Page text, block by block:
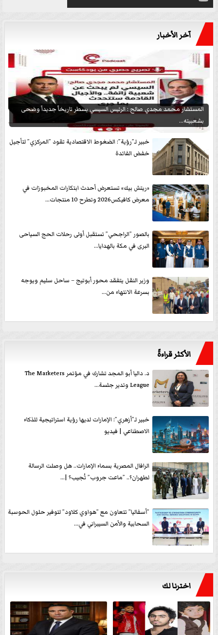
آخر الأخبار
المستشار محمد مجدي صالح : الرئيس السيسي يسطر تاريخاً جديداً وضحى
بشعبيته...
خبير لـ”رؤية”: الضغوط الاقتصادية تقود ”المركزي” لتأجيل
خفض الفائدة
«ريتش بيك» تستعرض أحدث ابتكارات المخبوزات في
معرض كافيكس2026 وتطرح 10 منتجات...
بالصور ”الراجحي” تستقبل أولى رحلات الحج السياحى
البرى في مكة بالهدايا...
وزير النقل يتفقد محور أبوتيج – ساحل سليم ويوجه
بسرعة الانتهاء من...
الأكثر قراءةً
د. داليا أبو المجد تشارك في مؤتمر The Marketers
League وتدير جلسة...
خبير لـ”أزهري”: الإمارات لديها رؤية استراتيجية للذكاء
الاصطناعي | فيديو
الرافال المصرية بسماء الإمارات.. هل وصلت الرسالة
لطهران؟.. ”ماعت جروب” تُجيب؟ |...
”أسفاليا” تتعاون مع ”هواوي كلاود” لتوفير حلول الحوسبة
السحابية والأمن السيبراني في...
اخترنا لك